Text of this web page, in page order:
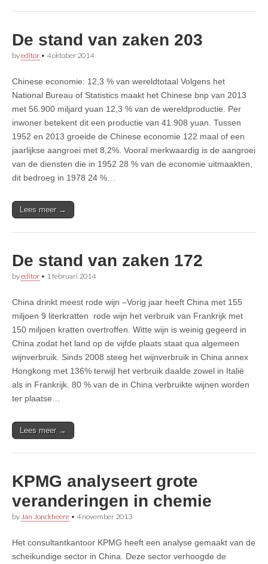
De stand van zaken 203
byeditor • 4 oktober 2014
Chinese economie: 12,3 % van wereldtotaal Volgens het
National Bureau of Statistics maakt het Chinese bnp van 2013
met 56.900 miljard yuan 12,3 % van de wereldproductie. Per
inwoner betekent dit een productie van 41.908 yuan. Tussen
1952 en 2013 groeide de Chinese economie 122 maal of een
jaarlijkse aangroei met 8,2%. Vooral merkwaardig is de aangroei
van de diensten die in 1952 28 % van de economie uitmaakten,
dit bedroeg in 1978 24 %…
Lees meer →
De stand van zaken 172
byeditor • 1 februari 2014
China drinkt meest rode wijn –Vorig jaar heeft China met 155
miljoen 9 literkratten rode wijn het verbruik van Frankrijk met
150 miljoen kratten overtroffen. Witte wijn is weinig gegeerd in
China zodat het land op de vijfde plaats staat qua algemeen
wijnverbruik. Sinds 2008 steeg het wijnverbruik in China annex
Hongkong met 136% terwijl het verbruik daalde zowel in Italië
als in Frankrijk. 80 % van de in China verbruikte wijnen worden
ter plaatse…
Lees meer →
KPMG analyseert grote
veranderingen in chemie
by Jan Jonckheere • 4 november 2013
Het consultantkantoor KPMG heeft een analyse gemaakt van de
scheikundige sector in China. Deze sector verhoogde de